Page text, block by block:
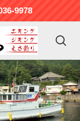
9978